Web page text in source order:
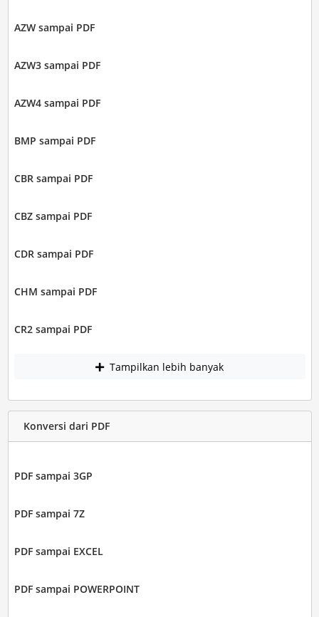
AZW sampai PDF
AZW3 sampai PDF
AZW4 sampai PDF
BMP sampai PDF
CBR sampai PDF
CBZ sampai PDF
CDR sampai PDF
CHM sampai PDF
CR2 sampai PDF
Tampilkan lebih banyak
Konversi dari PDF
PDF sampai 3GP
PDF sampai 7Z
PDF sampai EXCEL
PDF sampai POWERPOINT